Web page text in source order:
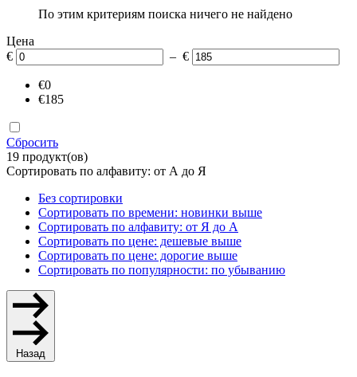
По этим критериям поиска ничего не найдено
Цена
€
– €
€0
€185
Сбросить
19 продукт(ов)
Сортировать по алфавиту: от А до Я
Без сортировки
Сортировать по времени: новинки выше
Сортировать по алфавиту: от Я до А
Сортировать по цене: дешевые выше
Сортировать по цене: дорогие выше
Сортировать по популярности: по убыванию
Назад